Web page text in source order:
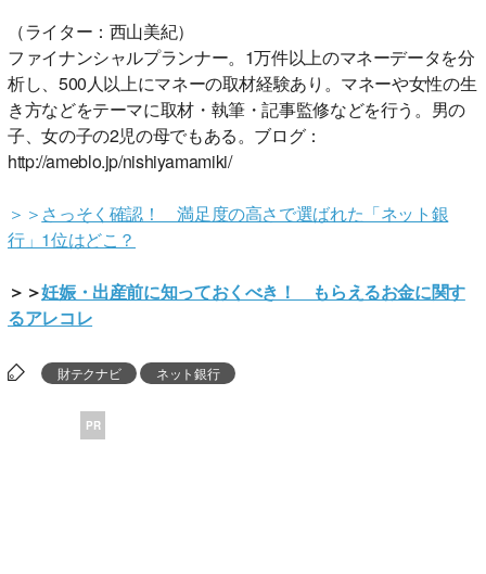
（ライター：西山美紀）
ファイナンシャルプランナー。1万件以上のマネーデータを分
析し、500人以上にマネーの取材経験あり。マネーや女性の生
き方などをテーマに取材・執筆・記事監修などを行う。男の
子、女の子の2児の母でもある。ブログ：
http://ameblo.jp/nishiyamamiki/
＞＞ さっそく確認！ 満足度の高さで選ばれた「ネット銀
行」1位はどこ？
＞＞妊娠・出産前に知っておくべき！ もらえるお金に関す
るアレコレ
財テクナビ ネット銀行
PR